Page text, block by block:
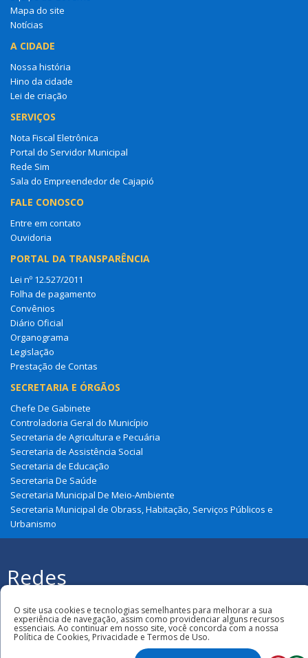
Mapa do site
Notícias
A CIDADE
Nossa história
Hino da cidade
Lei de criação
SERVIÇOS
Nota Fiscal Eletrônica
Portal do Servidor Municipal
Rede Sim
Sala do Empreendedor de Cajapió
FALE CONOSCO
Entre em contato
Ouvidoria
PORTAL DA TRANSPARÊNCIA
Lei nº 12.527/2011
Folha de pagamento
Convênios
Diário Oficial
Organograma
Legislação
Prestação de Contas
SECRETARIA E ÓRGÃOS
Chefe De Gabinete
Controladoria Geral do Município
Secretaria de Agricultura e Pecuária
Secretaria de Assistência Social
Secretaria de Educação
Secretaria De Saúde
Secretaria Municipal De Meio-Ambiente
Secretaria Municipal de Obrass, Habitação, Serviços Públicos e
Urbanismo
Redes
Sociais
Municipal de Cajapió
O site usa cookies e tecnologias semelhantes para melhorar a sua
experiência de navegação, assim como providenciar alguns recursos
essenciais. Ao continuar em nosso site, você concorda com a nossa
Política de Cookies, Privacidade e Termos de Uso.